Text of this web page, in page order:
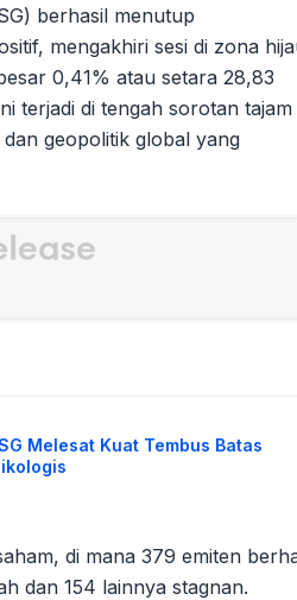
berhasil menutup
mengakhiri sesi di zona
0,41% atau setara 28,83
terjadi di tengah sorotan tajam
geopolitik global yang
Melesat Kuat Tembus Batas
di mana 379 emiten
dan 154 lainnya stagnan.